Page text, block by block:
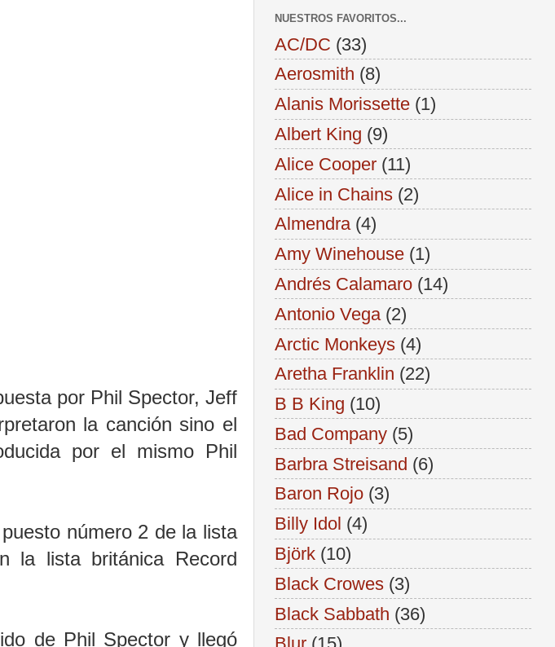
por Phil Spector, Jeff
la canción sino el
por el mismo Phil
número 2 de la lista
la lista británica Record
de Phil Spector y llegó
NUESTROS FAVORITOS...
AC/DC (33)
Aerosmith (8)
Alanis Morissette (1)
Albert King (9)
Alice Cooper (11)
Alice in Chains (2)
Almendra (4)
Amy Winehouse (1)
Andrés Calamaro (14)
Antonio Vega (2)
Arctic Monkeys (4)
Aretha Franklin (22)
B B King (10)
Bad Company (5)
Barbra Streisand (6)
Baron Rojo (3)
Billy Idol (4)
Björk (10)
Black Crowes (3)
Black Sabbath (36)